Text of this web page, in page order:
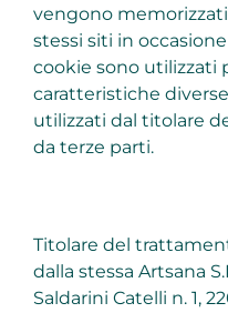
vengono
stessi siti in
cookie sono utilizzati
caratteristiche
utilizzati dal titolare
da terze parti.
Titolare del
dalla stessa Artsana
Saldarini Catelli n. 1,